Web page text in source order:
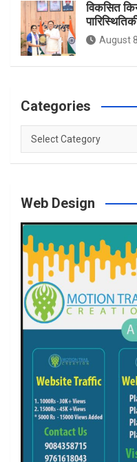
विकसित
August
Categories
Categories
Web Design